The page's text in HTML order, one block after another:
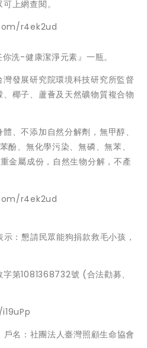
上網查閱。
r4ek2ud
洗-健康潔淨元素』一瓶。
灣發展研究院環境科技研究所監督
椰子、蘆薈及天然礦物質複合物
、不添加自然分解劑，無甲醇、
酚、無化學污染、無磷、無苯、
金屬成份，自然生物分解，不產
r4ek2ud
：懇請民眾能狗捐款救毛小孩，
第1081368732號 (合法勸募、
名：社團法人臺灣照顧生命協會